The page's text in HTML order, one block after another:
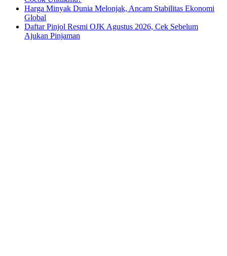
Harga Minyak Dunia Melonjak, Ancam Stabilitas Ekonomi
Global
Daftar Pinjol Resmi OJK Agustus 2026, Cek Sebelum
Ajukan Pinjaman